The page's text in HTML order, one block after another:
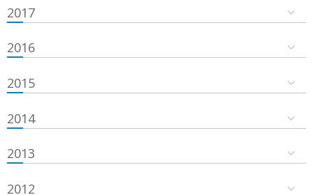
2017
2016
2015
2014
2013
2012